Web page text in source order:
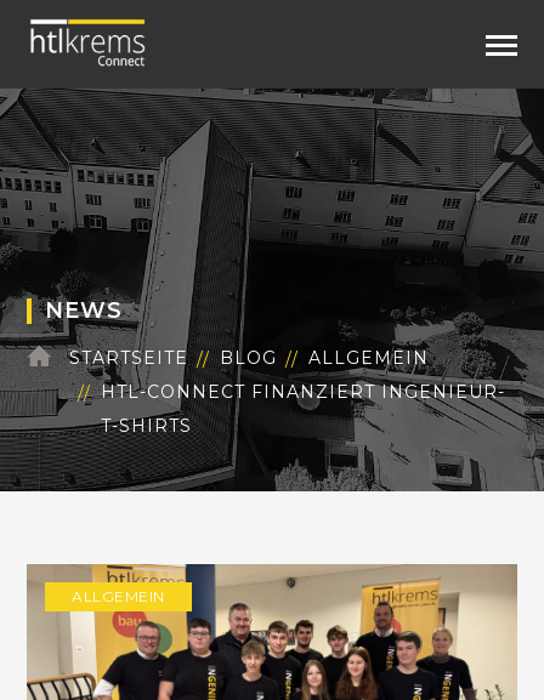
NEWS
STARTSEITE BLOG
ALLGEMEIN
HTL-CONNECT FINANZIERT INGENIEUR-
T-SHIRTS
ALLGEMEIN